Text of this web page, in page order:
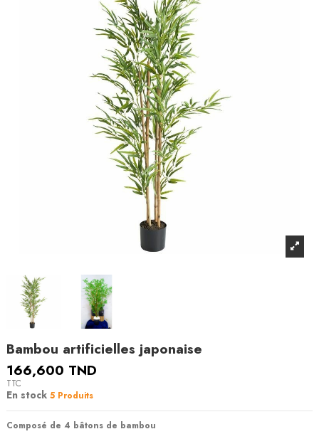
Bambou artificielles japonaise
166,600 TND
TTC
En stock 5 Produits
Composé de 4 bâtons de bambou